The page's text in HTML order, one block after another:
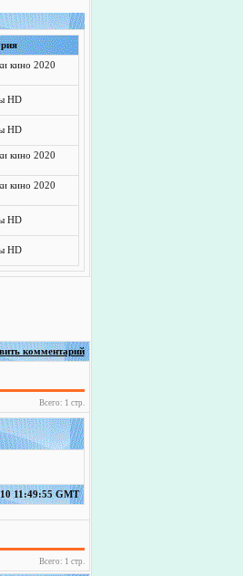
кино 2020
HD
HD
кино 2020
кино 2020
HD
HD
комментарий
Всего: 1 стр.
11:49:55 GMT
Всего: 1 стр.